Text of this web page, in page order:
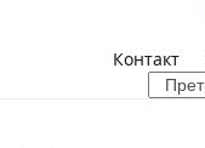
Контакт
Search